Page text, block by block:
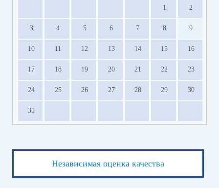
1 2
3 4 5 6 7 8 9
10 11 12 13 14 15 16
17 18 19 20 21 22 23
24 25 26 27 28 29 30
31
Независимая оценка качества